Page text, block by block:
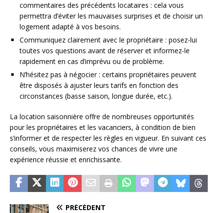
commentaires des précédents locataires : cela vous
permettra d’éviter les mauvaises surprises et de choisir un
logement adapté à vos besoins.
Communiquez clairement avec le propriétaire : posez-lui
toutes vos questions avant de réserver et informez-le
rapidement en cas d’imprévu ou de problème.
N’hésitez pas à négocier : certains propriétaires peuvent
être disposés à ajuster leurs tarifs en fonction des
circonstances (basse saison, longue durée, etc.).
La location saisonnière offre de nombreuses opportunités
pour les propriétaires et les vacanciers, à condition de bien
s’informer et de respecter les règles en vigueur. En suivant ces
conseils, vous maximiserez vos chances de vivre une
expérience réussie et enrichissante.
PRÉCÉDENT